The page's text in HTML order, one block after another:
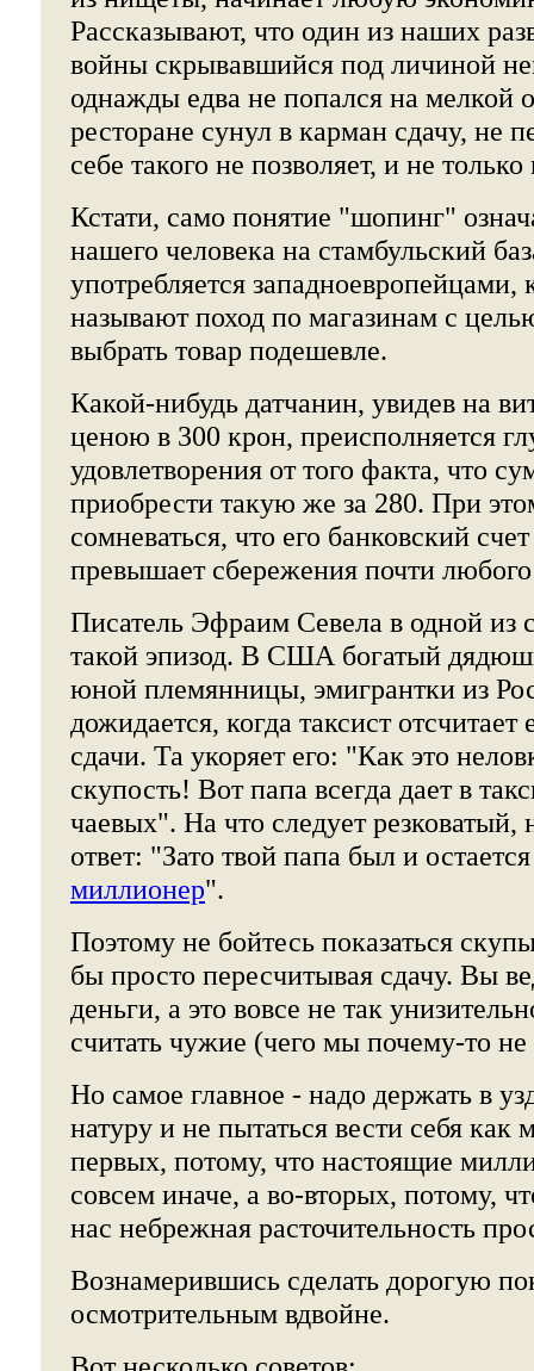
Рассказывают, что один из наших
войны скрывавшийся под личиной
однажды едва не попался на мелкой
ресторане сунул в карман сдачу, не
себе такого не позволяет, и не
Кстати, само понятие "шопинг"
нашего человека на стамбульский
употребляется западноевропейцами,
называют поход по магазинам с
выбрать товар подешевле.
Какой-нибудь датчанин, увидев на
ценою в 300 крон, преисполняется
удовлетворения от того факта, что
приобрести такую же за 280. При
сомневаться, что его банковский
превышает сбережения почти
Писатель Эфраим Севела в одной из
такой эпизод. В США богатый
юной племянницы, эмигрантки из
дожидается, когда таксист
сдачи. Та укоряет его: "Как это
скупость! Вот папа всегда дает в
чаевых". На что следует резковатый,
ответ: "Зато твой папа был и
миллионер".
Поэтому не бойтесь показаться
бы просто пересчитывая сдачу. Вы
деньги, а это вовсе не так
считать чужие (чего мы почему-то не
Но самое главное - надо держать в
натуру и не пытаться вести себя
первых, потому, что настоящие
совсем иначе, а во-вторых, потому,
нас небрежная расточительность
Вознамерившись сделать дорогую
осмотрительным вдвойне.